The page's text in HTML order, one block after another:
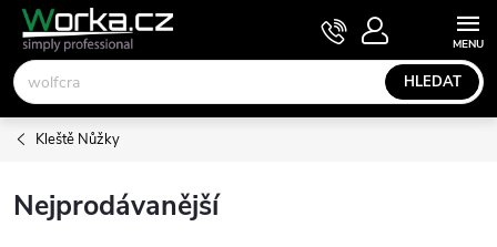
Přejít
obsah
HLEDAT
NÁKUPNÍ
KOŠÍK
Kleště Nůžky
Nejprodávanější